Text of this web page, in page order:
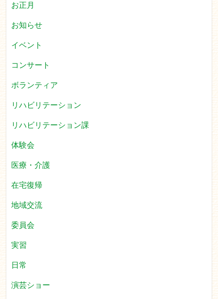
お正月
お知らせ
イベント
コンサート
ボランティア
リハビリテーション
リハビリテーション課
体験会
医療・介護
在宅復帰
地域交流
委員会
実習
日常
演芸ショー